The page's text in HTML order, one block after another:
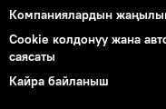
Компаниялардын
Cookie колдонуу жана
саясаты
Кайра байланыш